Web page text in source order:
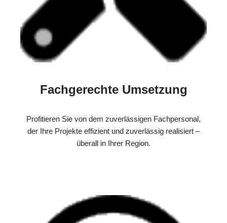
Fachgerechte Umsetzung
Profitieren Sie von dem zuverlässigen Fachpersonal,
der Ihre Projekte effizient und zuverlässig realisiert –
überall in Ihrer Region.